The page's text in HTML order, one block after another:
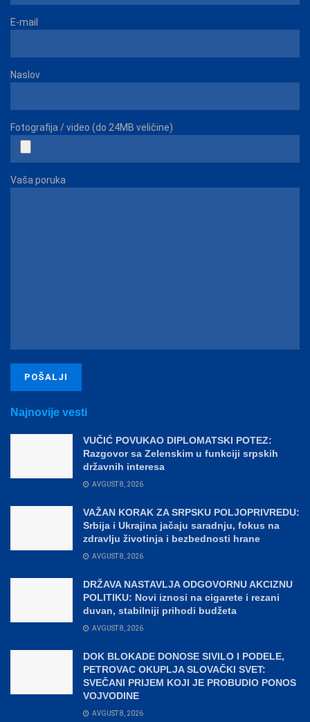
E-mail
Naslov
Fotografija / video (do 24MB veličine)
Vaša poruka
Najnovije vesti
VUČIĆ POVUKAO DIPLOMATSKI POTEZ:
Razgovor sa Zelenskim u funkciji srpskih
državnih interesa
AVGUST 8, 2026
VAŽAN KORAK ZA SRPSKU POLJOPRIVREDU:
Srbija i Ukrajina jačaju saradnju, fokus na
zdravlju životinja i bezbednosti hrane
AVGUST 8, 2026
DRŽAVA NASTAVLJA ODGOVORNU AKCIZNU
POLITIKU: Novi iznosi na cigarete i rezani
duvan, stabilniji prihodi budžeta
AVGUST 8, 2026
DOK BLOKADE DONOSE SIVILO I PODELE,
PETROVAC OKUPLJA SLOVAČKI SVET:
SVEČANI PRIJEM KOJI JE PROBUDIO PONOS
VOJVODINE
AVGUST 8, 2026